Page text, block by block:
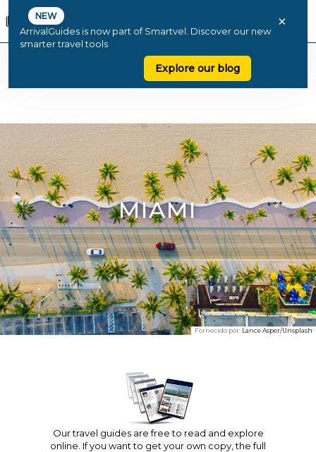
NEW
ArrivalGuides is now part of Smartvel. Discover our new
smarter travel tools
Explore our blog
×
MIAMI
Fornecido por: Lance Asper/Unsplash
Our travel guides are free to read and explore
online. If you want to get your own copy, the full